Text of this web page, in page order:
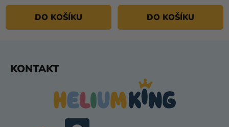
DO KOŠÍKU DO KOŠÍKU
KONTAKT